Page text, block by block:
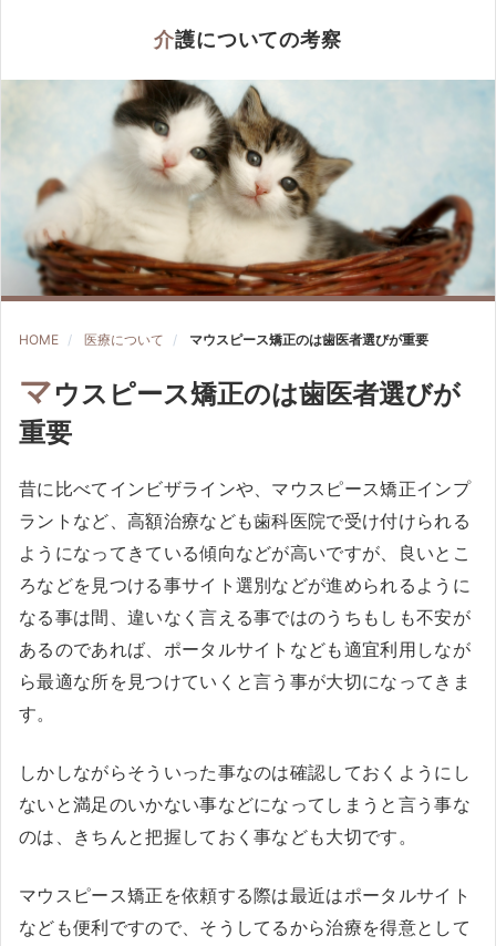
介護についての考察
HOME 医療について マウスピース矯正のは歯医者選びが重要
マウスピース矯正のは歯医者選びが
重要
昔に比べてインビザラインや、マウスピース矯正インプ
ラントなど、高額治療なども歯科医院で受け付けられる
ようになってきている傾向などが高いですが、良いとこ
ろなどを見つける事サイト選別などが進められるように
なる事は間、違いなく言える事ではのうちもしも不安が
あるのであれば、ポータルサイトなども適宜利用しなが
ら最適な所を見つけていくと言う事が大切になってきま
す。
しかしながらそういった事なのは確認しておくようにし
ないと満足のいかない事などになってしまうと言う事な
のは、きちんと把握しておく事なども大切です。
マウスピース矯正を依頼する際は最近はポータルサイト
なども便利ですので、そうしてるから治療を得意として